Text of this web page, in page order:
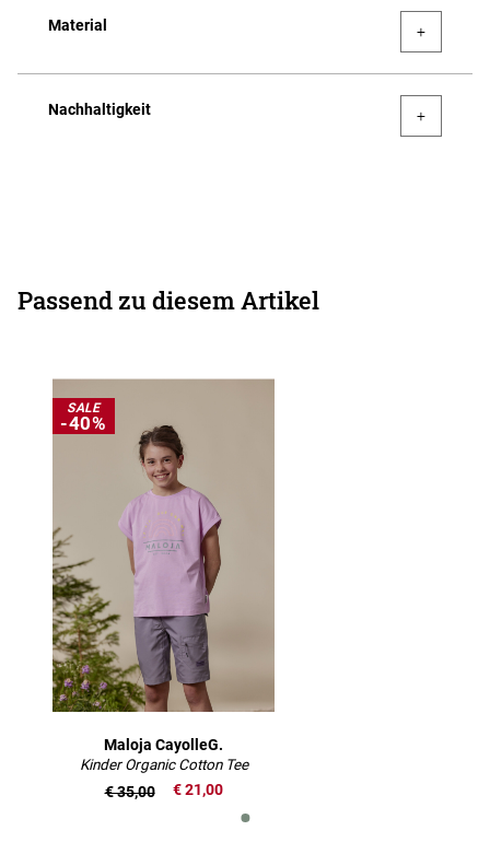
Material
Nachhaltigkeit
Passend zu diesem Artikel
SALE
-40%
Maloja CayolleG.
Kinder Organic Cotton Tee
€ 21,00
€ 35,00